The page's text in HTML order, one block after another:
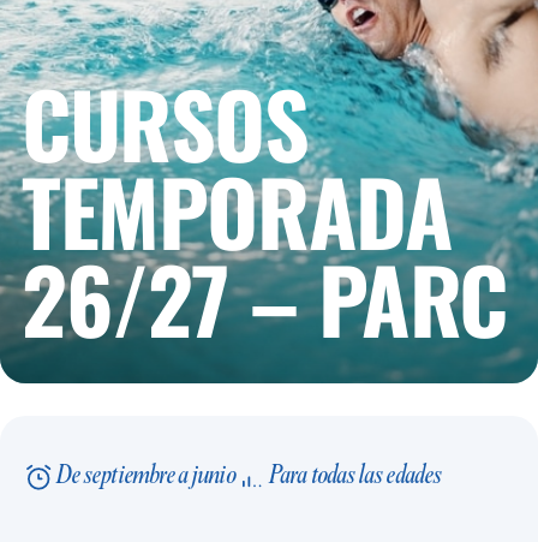
CURSOS
TEMPORADA
26/27 – PARC
De septiembre a junio Para todas las edades